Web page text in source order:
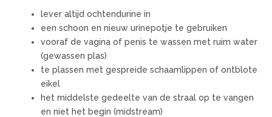
lever altijd ochtendurine in
een schoon en nieuw urinepotje te gebruiken
vooraf de vagina of penis te wassen met ruim water
(gewassen plas)
te plassen met gespreide schaamlippen of ontblote
eikel
het middelste gedeelte van de straal op te vangen
en niet het begin (midstream)